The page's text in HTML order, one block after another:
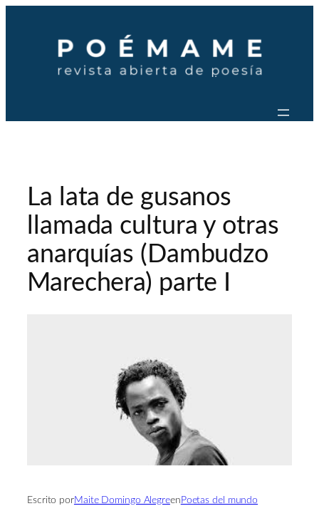
contenido
La lata de gusanos
llamada cultura y otras
anarquías (Dambudzo
Marechera) parte I
Escrito porMaite Domingo Alegreen Poetas del mundo